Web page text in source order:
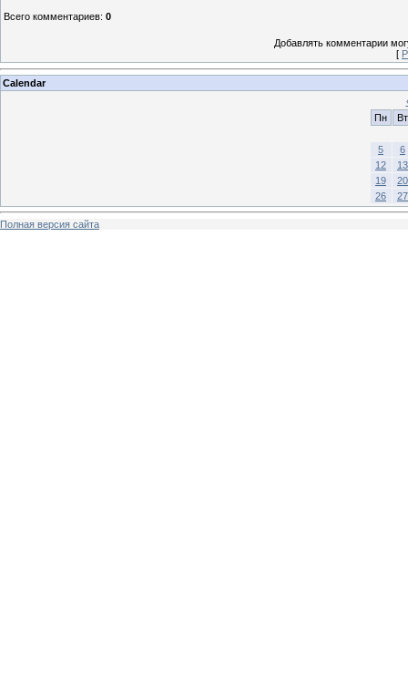
Всего комментариев: 0
Добавлять комментарии
[
Calendar
Пн
Вт
5
6
12
13
19
20
26
27
Полная версия сайта